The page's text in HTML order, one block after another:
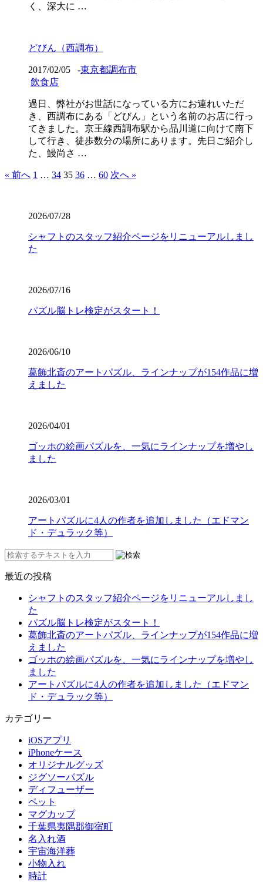
く、深大に …
どびん（西調布）
2017/02/05 -東京都調布市
飲食店
過日、弊社がお世話になっている方にお連れいただ
き、西調布にある「どびん」という名前のお店に行っ
てきました。京王線西調布駅から品川道に向けて南下
して行き、徒歩数分の場所にあります。先日ご紹介し
た、鰻尚さ …
« 前へ 1 … 34 35 36 … 60 次へ »
2026/07/28
シャフトのスタッフ紹介ページをリニューアルしまし
た
2026/07/16
パズル脳トレ検定がスタート！
2026/06/10
葛飾北斎のアートパズル、ラインナップが154作品に増
えました
2026/04/01
ゴッホの絵画パズルを、一気にラインナップを増やし
ました
2026/03/01
アートパズルに4人の作者を追加しました（エドマン
ド・デュラック等）
最近の投稿
シャフトのスタッフ紹介ページをリニューアルしまし
た
パズル脳トレ検定がスタート！
葛飾北斎のアートパズル、ラインナップが154作品に増
えました
ゴッホの絵画パズルを、一気にラインナップを増やし
ました
アートパズルに4人の作者を追加しました（エドマン
ド・デュラック等）
カテゴリー
iOSアプリ
iPhoneケース
オリジナルグッズ
ジグソーパズル
ディフューザー
ペット
マグカップ
千葉県夷隅郡御宿町
名入れ酒
宇宙海洋葬
小物入れ
時計